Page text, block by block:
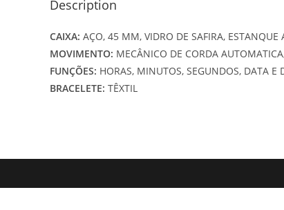
Description
CAIXA: AÇO, 45 MM, VIDRO DE SAFIRA, ESTANQUE
MOVIMENTO: MECÂNICO DE CORDA
FUNÇÕES: HORAS, MINUTOS, SEGUNDOS, DATA E
BRACELETE: TÊXTIL